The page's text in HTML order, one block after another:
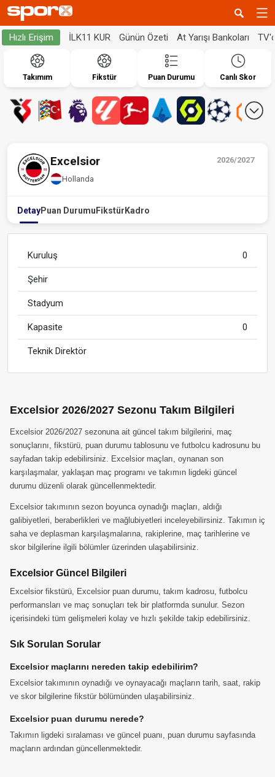
Hızlı Erişim İLK11 KUR Günün Özeti At Yarışı Bankoları
Takımım Fikstür Puan Durumu Canlı Skor
2026/2027
Excelsior
Hollanda
DetayPuan Durumu Fikstür Kadro
Kuruluş 0
Şehir
Stadyum
Kapasite 0
Teknik Direktör
Excelsior 2026/2027 Sezonu Takım Bilgileri
Excelsior 2026/2027 sezonuna ait güncel takım bilgilerini, maç
sonuçlarını, fikstürü, puan durumu tablosunu ve futbolcu kadrosunu bu
sayfadan takip edebilirsiniz. Excelsior maçları, oynanan son
karşılaşmalar, yaklaşan maç programı ve takımın ligdeki güncel
durumu düzenli olarak güncellenmektedir.
Excelsior takımının sezon boyunca oynadığı maçları, aldığı
galibiyetleri, beraberlikleri ve mağlubiyetleri inceleyebilirsiniz. Takımın iç
saha ve deplasman karşılaşmalarına, rakiplerine, maç tarihlerine ve
skor bilgilerine ilgili bölümler üzerinden ulaşabilirsiniz.
Excelsior Güncel Bilgileri
Excelsior fikstürü, Excelsior puan durumu, takım kadrosu, futbolcu
performansları ve maç sonuçları tek bir platformda sunulur. Sezon
içerisindeki tüm gelişmeleri kolay ve hızlı şekilde takip edebilirsiniz.
Sık Sorulan Sorular
Excelsior maçlarını nereden takip edebilirim?
Excelsior takımının oynadığı ve oynayacağı maçların tarih, saat, rakip
ve skor bilgilerine fikstür bölümünden ulaşabilirsiniz.
Excelsior puan durumu nerede?
Takımın ligdeki sıralaması ve güncel puanı, puan durumu sayfasında
maçların ardından güncellenmektedir.